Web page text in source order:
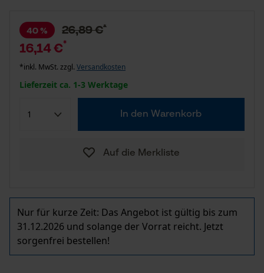
40 % 26,89 €*
16,14 €*
*inkl. MwSt. zzgl. Versandkosten
Lieferzeit ca. 1-3 Werktage
In den Warenkorb
Auf die Merkliste
Nur für kurze Zeit: Das Angebot ist gültig bis zum
31.12.2026 und solange der Vorrat reicht. Jetzt
sorgenfrei bestellen!